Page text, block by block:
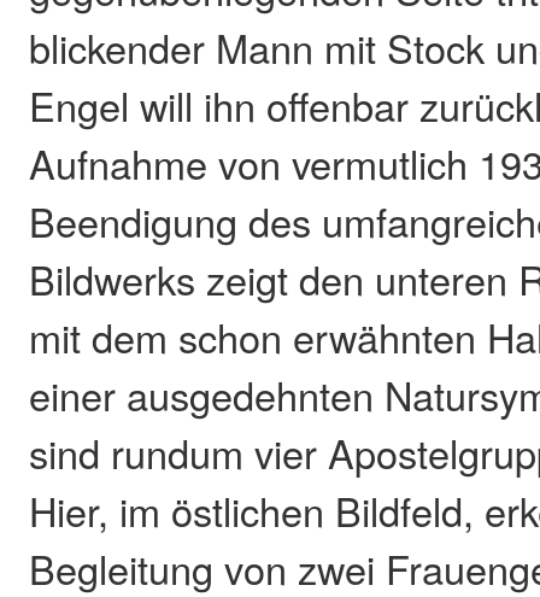
blickender Mann mit Stock
Engel will ihn offenbar
Aufnahme von vermutlich
Beendigung des
Bildwerks zeigt den unteren
mit dem schon erwähnten
einer ausgedehnten
sind rundum vier
Hier, im östlichen Bildfeld,
Begleitung von zwei